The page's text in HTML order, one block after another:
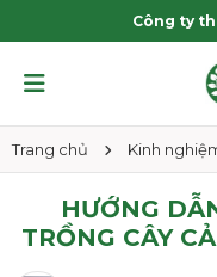
Công ty
Trang chủ Kinh
HƯỚNG
TRỒNG CÂY